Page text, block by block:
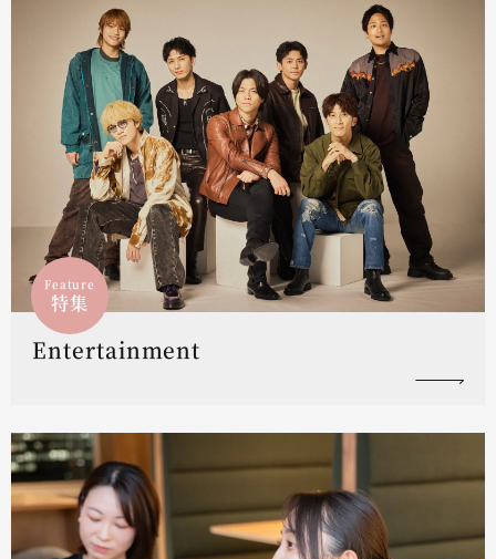
Feature
特集
Entertainment